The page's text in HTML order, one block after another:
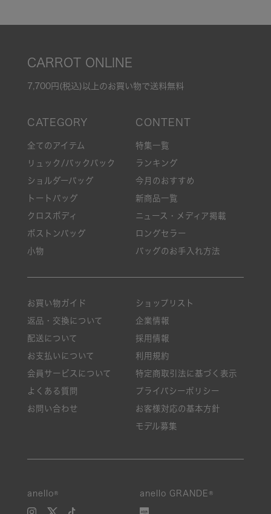
CARROT ONLINE
7,700円(税込)以上のお買い物で送料無料
全てのアイテム
リュック/バックパック
ショルダーバッグ
トートバッグ
クロスボディ
ボストンバッグ
小物
特集一覧
ランキング
今月のおすすめ
新商品一覧
ニュース・メディア掲載
ロングセラー
バッグのお手入れ方法
お買い物ガイド
返品・交換について
配送について
お支払いについて
会員サービスについて
よくある質問
お問い合わせ
ショップリスト
企業情報
採用情報
利用規約
特定商取引法に基づく表示
プライバシーポリシー
お客様対応の基本方針
モデル募集
anello® anello GRANDE®